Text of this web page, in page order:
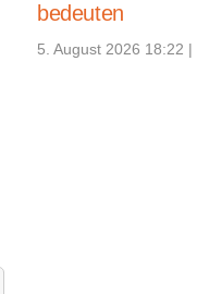
bedeuten
5. August 2026 18:22 |